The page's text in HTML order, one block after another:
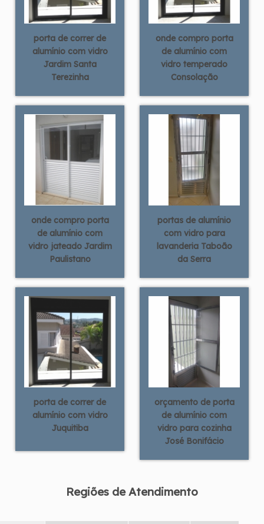
porta de correr de
alumínio com vidro
Jardim Santa
Terezinha
onde compro porta
de alumínio com
vidro temperado
Consolação
onde compro porta
de alumínio com
vidro jateado Jardim
Paulistano
portas de alumínio
com vidro para
lavanderia Taboão
da Serra
porta de correr de
alumínio com vidro
Juquitiba
orçamento de porta
de alumínio com
vidro para cozinha
José Bonifácio
Regiões de Atendimento